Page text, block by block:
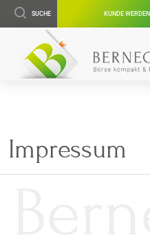
SUCHE KUNDE WERDEN
Impressum